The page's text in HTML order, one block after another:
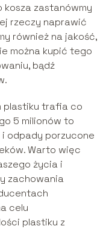
kosza zastanówmy
rzeczy naprawić
również na jakość,
można kupić tego
bądź
plastiku trafia co
5 milionów to
odpady porzucone
Warto więc
życia i
zachowania
celu
plastiku z